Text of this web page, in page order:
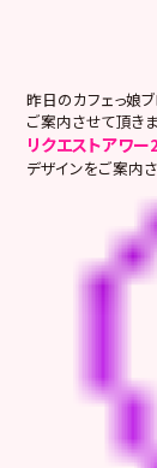
昨日のカフェっ娘
ご案内させて頂き
リクエストアワ
デザインをご案内